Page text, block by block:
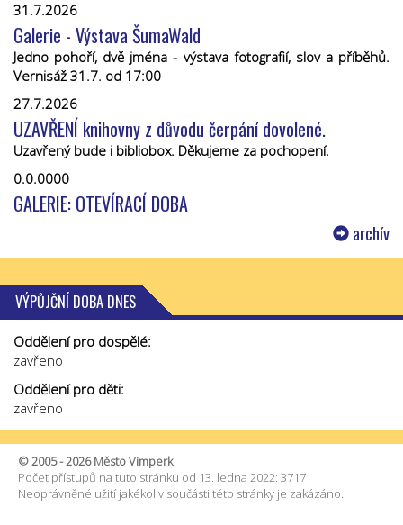
31.7.2026
Galerie - Výstava ŠumaWald
Jedno pohoří, dvě jména - výstava fotografií, slov a příběhů.
Vernisáž 31.7. od 17:00
27.7.2026
UZAVŘENÍ knihovny z důvodu čerpání dovolené.
Uzavřený bude i bibliobox. Děkujeme za pochopení.
0.0.0000
GALERIE: OTEVÍRACÍ DOBA
archív
VÝPŮJČNÍ DOBA DNES
Oddělení pro dospělé:
zavřeno
Oddělení pro děti:
zavřeno
© 2005 - 2026 Město Vimperk
Počet přístupů na tuto stránku od 13. ledna 2022: 3717
Neoprávněné užití jakékoliv součásti této stránky je zakázáno.